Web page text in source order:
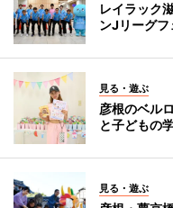
レイラック
ンJリーグフ
見る・遊ぶ
彦根のベル
と子どもの
見る・遊ぶ